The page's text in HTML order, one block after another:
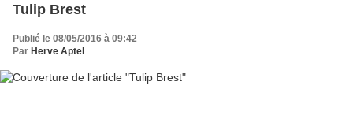
Tulip Brest
Publié le 08/05/2016 à 09:42
Par Herve Aptel